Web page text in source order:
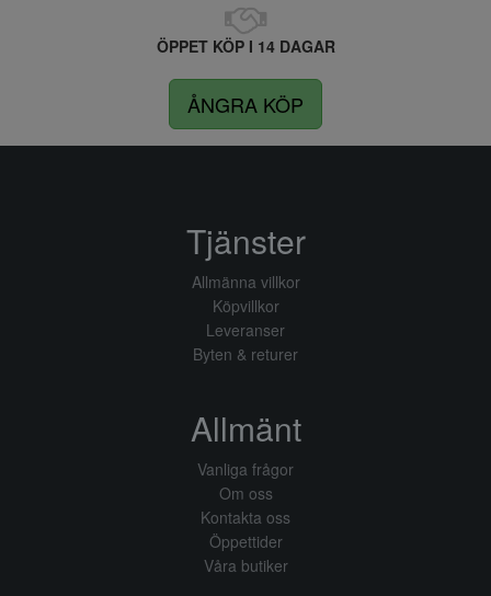
ÖPPET KÖP I 14 DAGAR
ÅNGRA KÖP
Tjänster
Allmänna villkor
Köpvillkor
Leveranser
Byten & returer
Allmänt
Vanliga frågor
Om oss
Kontakta oss
Öppettider
Våra butiker